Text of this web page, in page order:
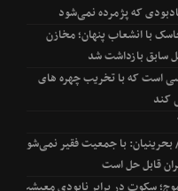
که پژمرده نمی‌شود
با انشعاب پنهان؛ مخازن
سابق بازداشت شد
است که با تخریب چهره های
کند
با جمعیت فقیر نمی‌شود
قابل حل است